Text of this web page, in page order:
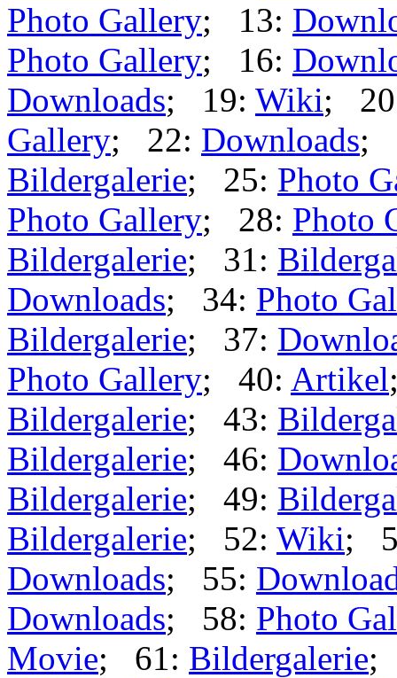
Photo Gallery; 13:
Photo Gallery; 16:
Downloads; 19: Wiki;
Gallery; 22: Downloads;
Bildergalerie; 25: Photo
Photo Gallery; 28: Photo
Bildergalerie; 31:
Downloads; 34: Photo
Bildergalerie; 37:
Photo Gallery; 40: Artikel
Bildergalerie; 43:
Bildergalerie; 46:
Bildergalerie; 49:
Bildergalerie; 52: Wiki;
Downloads; 55:
Downloads; 58: Photo
Movie; 61: Bildergalerie;